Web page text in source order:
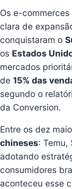
Os e-
clara de
conquistaram o
os Estados
mercados
de 15% das
segundo o
da Conversion.
Entre os dez
chineses: Temu,
adotando
consumidores
aconteceu esse